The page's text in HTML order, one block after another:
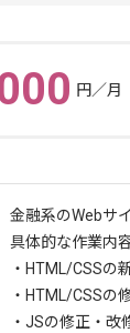
円／月
金融系のWebサ
具体的な作業内
・HTML/CSSの
・HTML/CSSの
・JSの修正・改